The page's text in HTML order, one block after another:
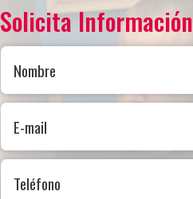
Solicita Información